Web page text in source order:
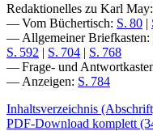
Redaktionelles zu Karl May:
— Vom Büchertisch: S. 80 |
— Allgemeiner Briefkasten:
S. 592 | S. 704 | S. 768
— Frage- und
— Anzeigen: S. 784
Inhaltsverzeichnis
PDF-Download komplett